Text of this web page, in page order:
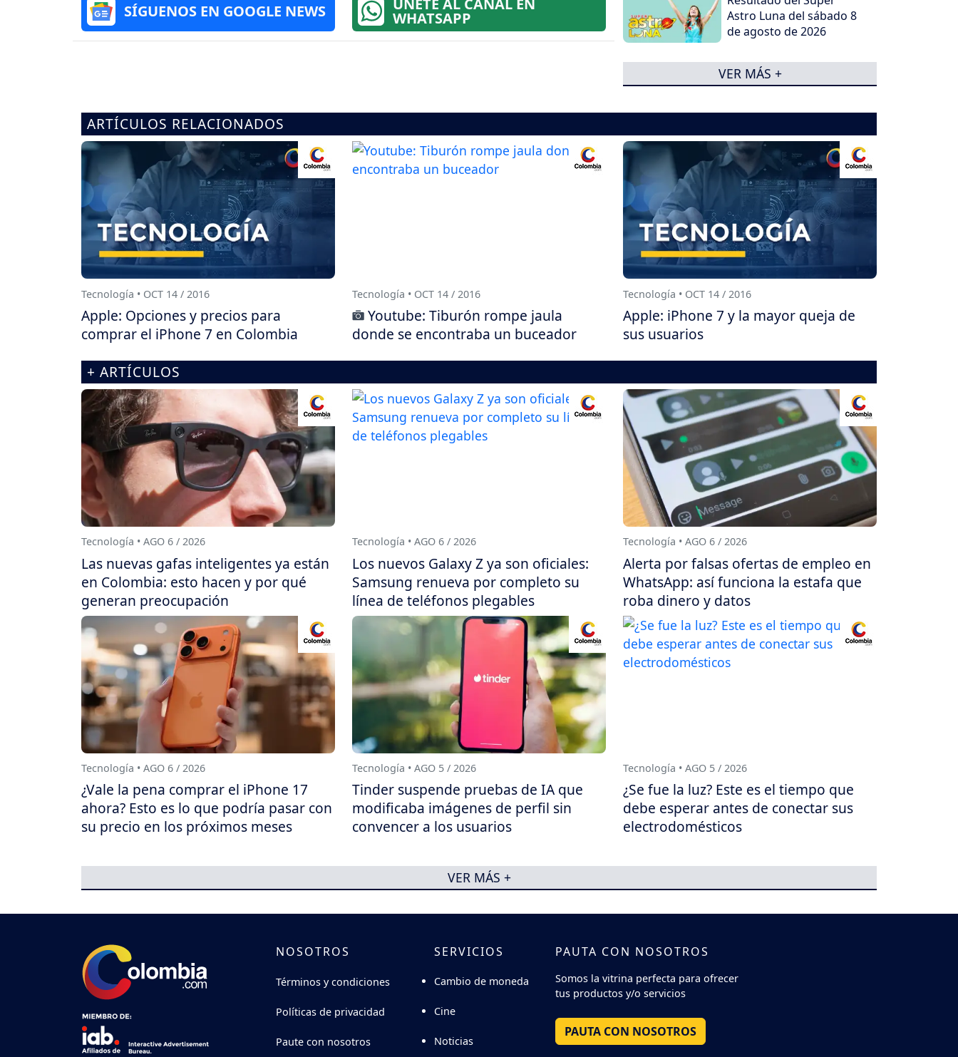
SÍGUENOS EN GOOGLE NEWS WHATSAPP
Astro Luna del sábado 8
de agosto de 2026
VER MÁS +
ARTÍCULOS RELACIONADOS
Tecnología • OCT 14 / 2016
Apple: Opciones y precios para
comprar el iPhone 7 en Colombia
Tecnología • OCT 14 / 2016
Youtube: Tiburón rompe jaula
donde se encontraba un buceador
Tecnología • OCT 14 / 2016
Apple: iPhone 7 y la mayor queja de
sus usuarios
+ ARTÍCULOS
Tecnología • AGO 6 / 2026
Las nuevas gafas inteligentes ya están
en Colombia: esto hacen y por qué
generan preocupación
Tecnología • AGO 6 / 2026
Los nuevos Galaxy Z ya son oficiales:
Samsung renueva por completo su
línea de teléfonos plegables
Tecnología • AGO 6 / 2026
Alerta por falsas ofertas de empleo en
WhatsApp: así funciona la estafa que
roba dinero y datos
Tecnología • AGO 6 / 2026
¿Vale la pena comprar el iPhone 17
ahora? Esto es lo que podría pasar con
su precio en los próximos meses
Tecnología • AGO 5 / 2026
Tinder suspende pruebas de IA que
modificaba imágenes de perfil sin
convencer a los usuarios
Tecnología • AGO 5 / 2026
¿Se fue la luz? Este es el tiempo que
debe esperar antes de conectar sus
electrodomésticos
VER MÁS +
NOSOTROS
Términos y condiciones
Políticas de privacidad
Paute con nosotros
SERVICIOS
Cambio de moneda
Cine
Noticias
PAUTA CON NOSOTROS
Somos la vitrina perfecta para ofrecer
tus productos y/o servicios
PAUTA CON NOSOTROS